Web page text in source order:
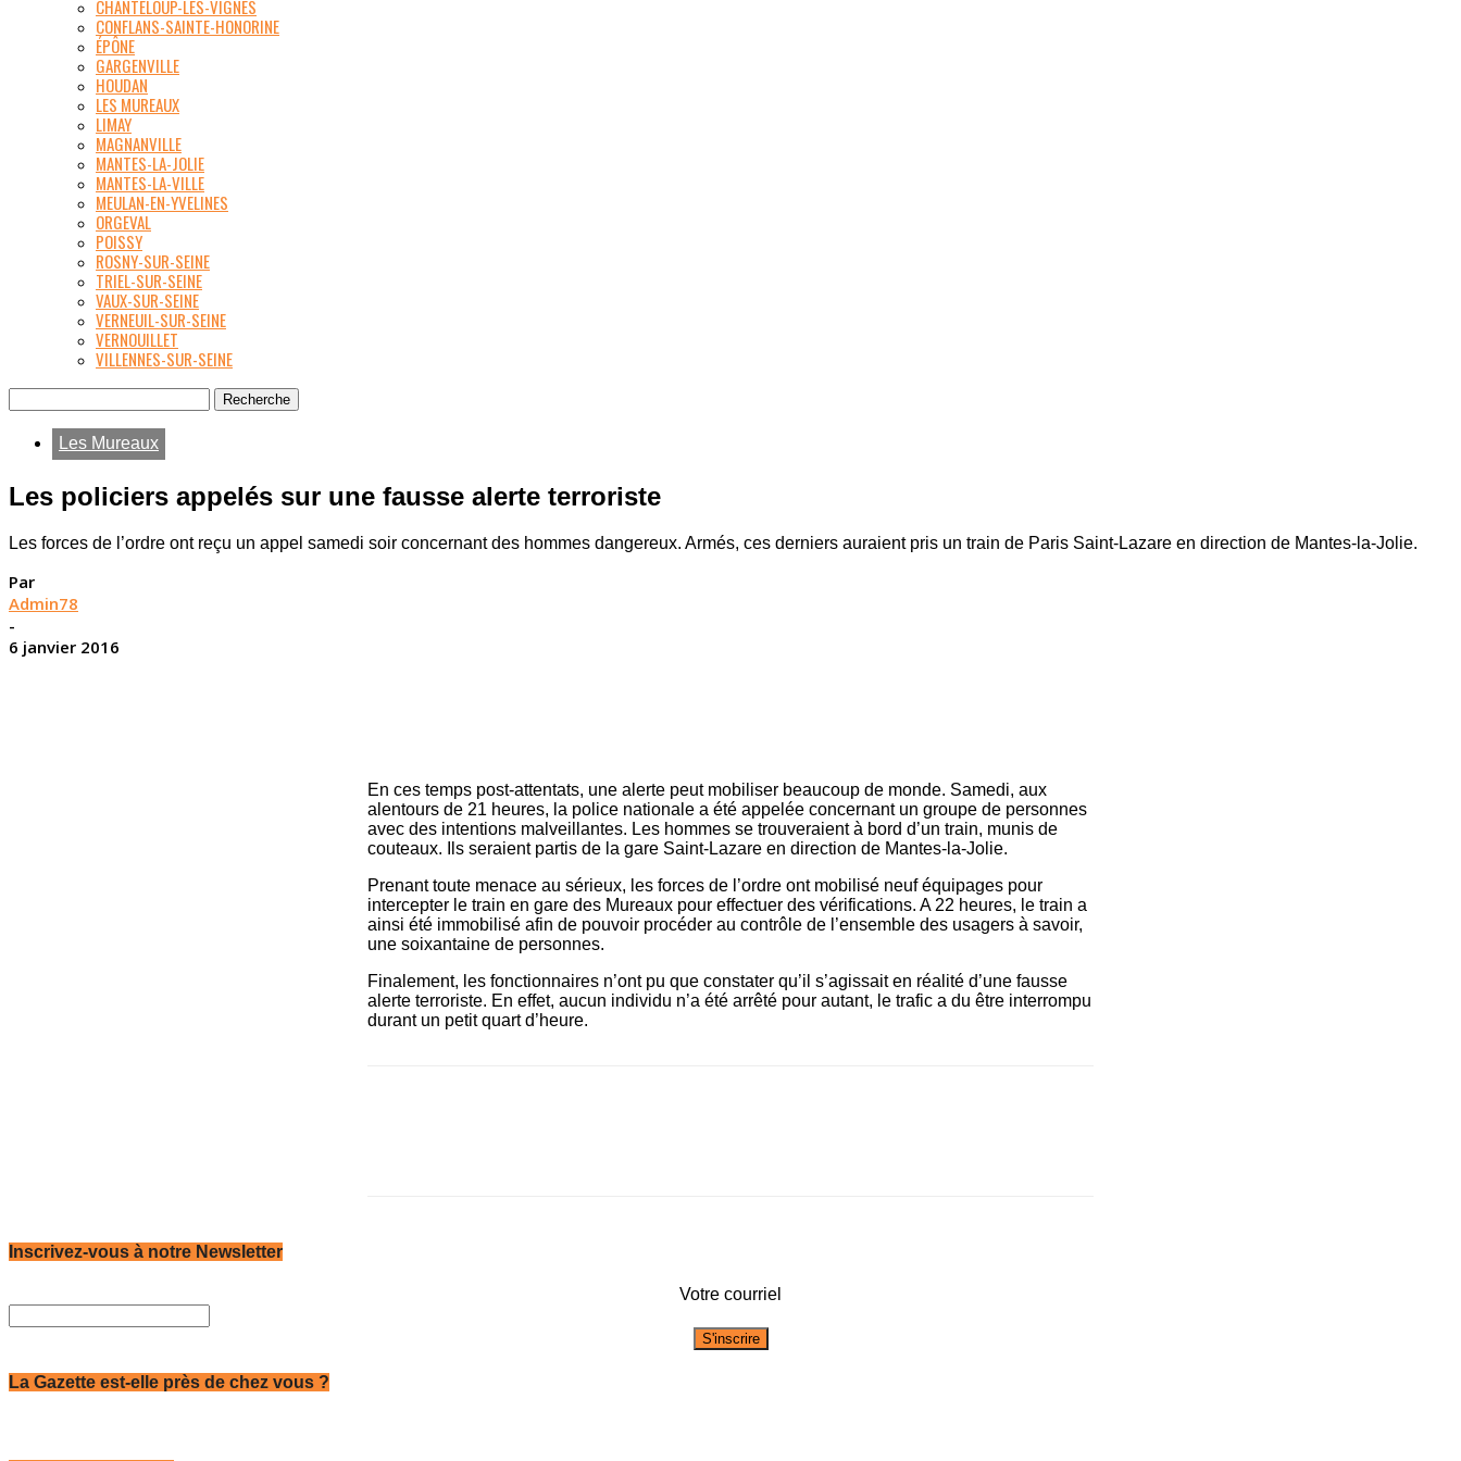
CHANTELOUP-LES-VIGNES
CONFLANS-SAINTE-HONORINE
ÉPÔNE
GARGENVILLE
HOUDAN
LES MUREAUX
LIMAY
MAGNANVILLE
MANTES-LA-JOLIE
MANTES-LA-VILLE
MEULAN-EN-YVELINES
ORGEVAL
POISSY
ROSNY-SUR-SEINE
TRIEL-SUR-SEINE
VAUX-SUR-SEINE
VERNEUIL-SUR-SEINE
VERNOUILLET
VILLENNES-SUR-SEINE
Les Mureaux
Les policiers appelés sur une fausse alerte terroriste
Les forces de l’ordre ont reçu un appel samedi soir concernant des hommes dangereux. Armés, ces derniers auraient pris un train de Paris Saint-Lazare en direction de Mantes-la-Jolie.
Par
Admin78
-
6 janvier 2016
En ces temps post-attentats, une alerte peut mobiliser beaucoup de monde. Samedi, aux
alentours de 21 heures, la police nationale a été appelée concernant un groupe de personnes
avec des intentions malveillantes. Les hommes se trouveraient à bord d’un train, munis de
couteaux. Ils seraient partis de la gare Saint-Lazare en direction de Mantes-la-Jolie.
Prenant toute menace au sérieux, les forces de l’ordre ont mobilisé neuf équipages pour
intercepter le train en gare des Mureaux pour effectuer des vérifications. A 22 heures, le train a
ainsi été immobilisé afin de pouvoir procéder au contrôle de l’ensemble des usagers à savoir,
une soixantaine de personnes.
Finalement, les fonctionnaires n’ont pu que constater qu’il s’agissait en réalité d’une fausse
alerte terroriste. En effet, aucun individu n’a été arrêté pour autant, le trafic a du être interrompu
durant un petit quart d’heure.
Inscrivez-vous à notre Newsletter
Votre courriel
La Gazette est-elle près de chez vous ?